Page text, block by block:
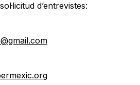
d’entrevistes: